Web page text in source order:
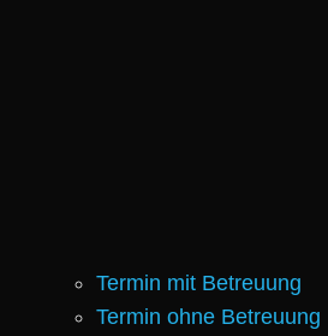
Termin mit Betreuung
Termin ohne Betreuung